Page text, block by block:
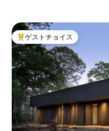
大好評のゲストチョイスです。
ゲストチョイス